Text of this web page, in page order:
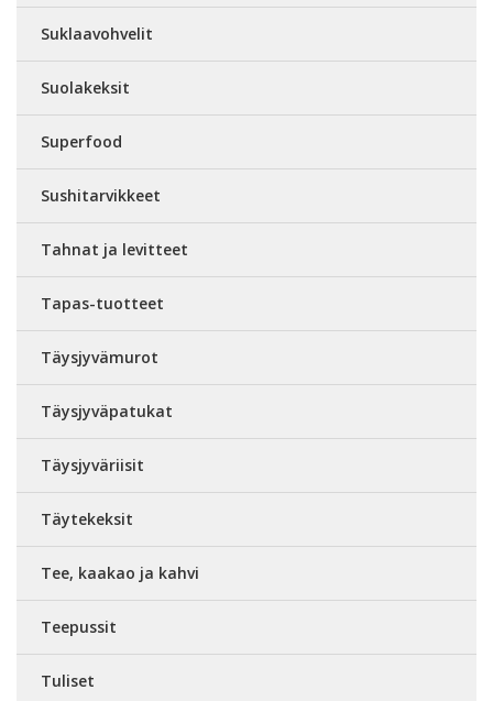
Suklaavohvelit
Suolakeksit
Superfood
Sushitarvikkeet
Tahnat ja levitteet
Tapas-tuotteet
Täysjyvämurot
Täysjyväpatukat
Täysjyväriisit
Täytekeksit
Tee, kaakao ja kahvi
Teepussit
Tuliset